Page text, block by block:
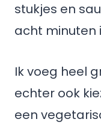
stukjes en
acht minuten
Ik voeg heel
echter ook
een